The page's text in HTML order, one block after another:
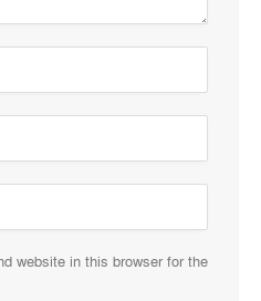
website in this browser for the